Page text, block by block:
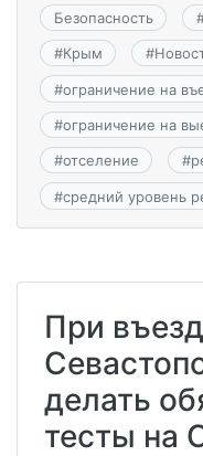
Безопасность
#Крым #
#ограничение на
#ограничение на
#отселение #
#средний уровень
При
делать
тесты на